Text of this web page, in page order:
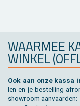
WAAR­MEE
WIN­KEL
Ook aan onze kassa
len en je be­stel­ling
show­room aan­vaar­den: